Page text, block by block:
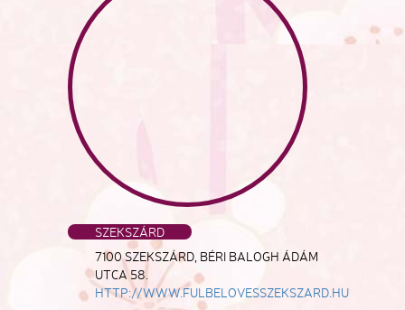
SZEKSZÁRD
7100 SZEKSZÁRD, BÉRI BALOGH ÁDÁM
UTCA 58.
HTTP://WWW.FULBELOVESSZEKSZARD.HU